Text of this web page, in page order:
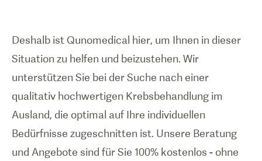
Deshalb ist Qunomedical hier, um Ihnen in dieser
Situation zu helfen und beizustehen. Wir
unterstützen Sie bei der Suche nach einer
qualitativ hochwertigen Krebsbehandlung im
Ausland, die optimal auf Ihre individuellen
Bedürfnisse zugeschnitten ist. Unsere Beratung
und Angebote sind für Sie 100% kostenlos - ohne